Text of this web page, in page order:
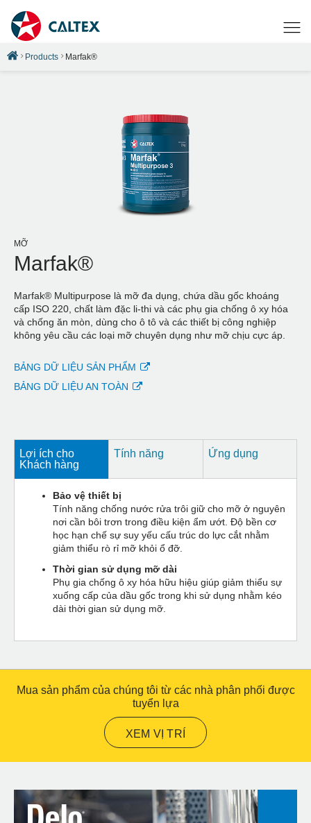
Products Marfak®
MỠ
Marfak®
Marfak® Multipurpose là mỡ đa dụng, chứa dầu gốc khoáng
cấp ISO 220, chất làm đặc li-thi và các phụ gia chống ô xy hóa
và chống ăn mòn, dùng cho ô tô và các thiết bị công nghiệp
không yêu cầu các loại mỡ chuyên dụng như mỡ chịu cực áp.
BẢNG DỮ LIỆU SẢN PHẨM
BẢNG DỮ LIỆU AN TOÀN
Lợi ích cho
Khách hàng
Tính năng Ứng dụng
Bảo vệ thiết bị
Tính năng chống nước rửa trôi giữ cho mỡ ở nguyên
nơi cần bôi trơn trong điều kiện ẩm ướt. Độ bền cơ
học hạn chế sự suy yếu cấu trúc do lực cắt nhằm
giảm thiểu rò rỉ mỡ khỏi ổ đỡ.
Thời gian sử dụng mỡ dài
Phụ gia chống ô xy hóa hữu hiệu giúp giảm thiểu sự
xuống cấp của dầu gốc trong khi sử dụng nhằm kéo
dài thời gian sử dụng mỡ.
Mua sản phẩm của chúng tôi từ các nhà phân phối được
tuyển lựa
XEM VỊ TRÍ